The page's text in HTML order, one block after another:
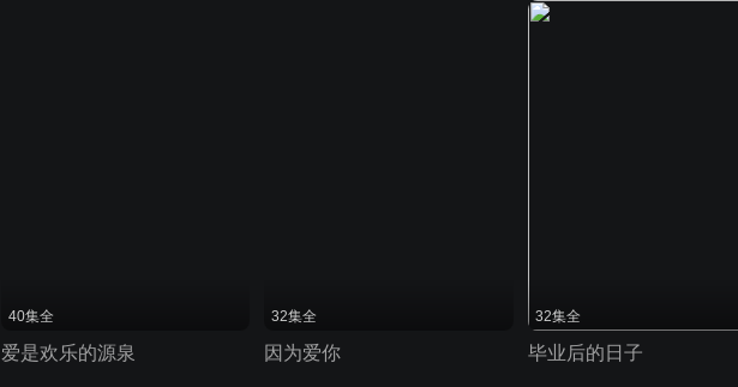
40集全
爱是欢乐的源泉
32集全
因为爱你
32集全
毕业后的日子